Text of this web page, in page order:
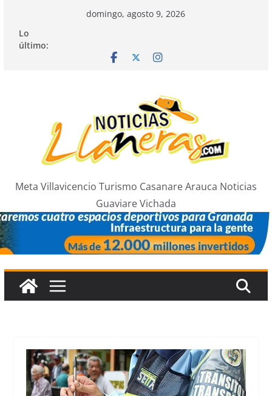
contenido
domingo, agosto 9, 2026
Lo
último:
Meta Villavicencio Turismo Casanare Arauca Noticias
Guaviare Vichada